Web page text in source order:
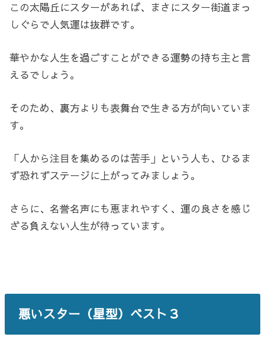
この太陽丘にスターがあれば、まさにスター街道まっ
しぐらで人気運は抜群です。
華やかな人生を過ごすことができる運勢の持ち主と言
えるでしょう。
そのため、裏方よりも表舞台で生きる方が向いていま
す。
「人から注目を集めるのは苦手」という人も、ひるま
ず恐れずステージに上がってみましょう。
さらに、名誉名声にも恵まれやすく、運の良さを感じ
ざる負えない人生が待っています。
悪いスター（星型）ベスト３